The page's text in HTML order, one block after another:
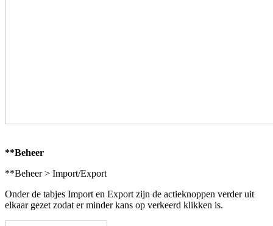
**Beheer
**Beheer > Import/Export
Onder de tabjes Import en Export zijn de actieknoppen verder uit
elkaar gezet zodat er minder kans op verkeerd klikken is.